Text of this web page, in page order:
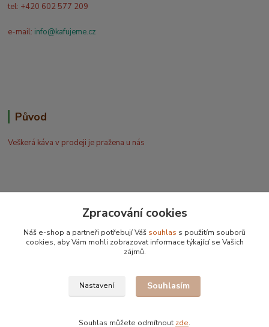
tel: +420 602 577 209
e-mail: info@kafujeme.cz
Původ
Veškerá káva v prodeji je pražena u nás
+420 602 577 209
Zpracování cookies
Náš e-shop a partneři potřebují Váš souhlas s použitím souborů
cookies, aby Vám mohli zobrazovat informace týkající se Vašich
zájmů.
Nastavení Souhlasím
Souhlas můžete odmítnout zde.